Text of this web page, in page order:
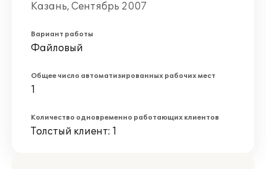
Казань, Сентябрь 2007
Вариант работы
Файловый
Общее число автоматизированных рабочих мест
1
Количество одновременно работающих клиентов
Толстый клиент: 1